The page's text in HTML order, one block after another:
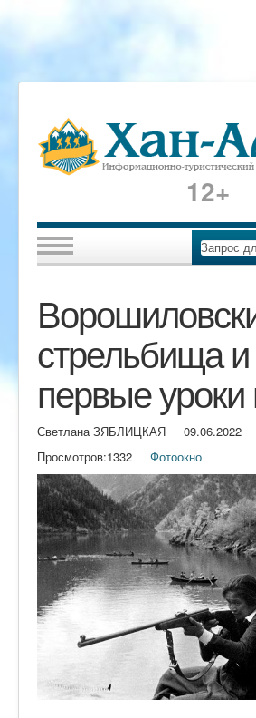
12+
стрельбища и
первые
Светлана ЗЯБЛИЦКАЯ
09.06.2022
Просмотров:1332 Фотоокно